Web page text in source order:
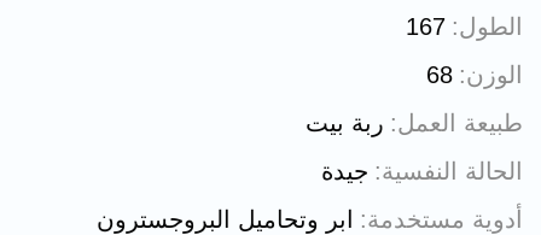
الطول 167
الوزن 68
طبيعة العمل ربة بيت
الحالة النفسية جيدة
أدوية مستخدمة
ابر وتحاميل البروجسترون